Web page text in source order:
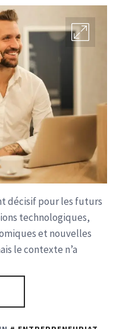
décisif pour les futurs
technologiques,
et nouvelles
le contexte n’a